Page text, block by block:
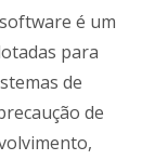
é um
para
de
de